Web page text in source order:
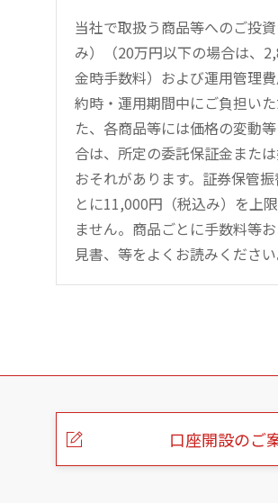
当社で取扱う商品等へのご投
み）（20万円以下の場合は、
金時手数料）および運用管理
約時・運用期間中にご負担い
た、各商品等には価格の変動
合は、所定の委託保証金また
おそれがあります。証券保管
とに11,000円（税込み）を上
ません。商品ごとに手数料等
見書、等をよくお読みください
こ
口座開設のご